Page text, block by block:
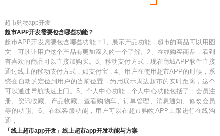
超市购物app开发
超市APP开发需要包含哪些功能？
超市APP开发需要包含哪些功能？1、展示产品功能，超市的商品可以用图
文、可以让用户这个产品有更加深入的一个了解。2、在线购买商品，看到
有喜欢的商品可以直接加购买。3、移动支付方式，现在商城APP软件直接
通过线上的移动支付方式，如支付宝，4、用户在使用超市APP的时候，系
统会自动的定位到用户的当前位置，为用展示周边超市的实时距离，这个
可以通过导航快速上门。5、个人中心功能，个人中心功能包括了：会员注
册、资讯收藏、产品收藏、查看购物车、订单管理、消息通知、修改会员
等的功能。6、在线客服功能，用户可以在超市购物APP上跟进行在线沟
通，
「线上超市app开发」线上超市app开发功能与方案